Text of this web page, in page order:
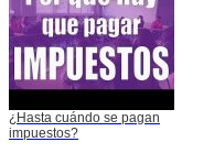
¿Hasta cuándo se pagan
impuestos?